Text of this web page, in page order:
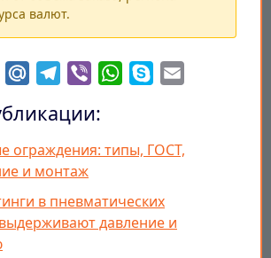
валют.
LiveJournal
Mail.RuTelegram
Viber WhatsApp
Skype
ограждения: типы, ГОСТ,
и монтаж
в пневматических
давление и